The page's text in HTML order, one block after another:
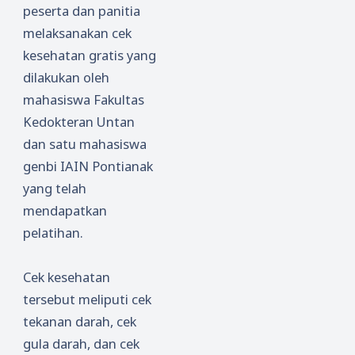
peserta dan panitia
melaksanakan cek
kesehatan gratis yang
dilakukan oleh
mahasiswa Fakultas
Kedokteran Untan
dan satu mahasiswa
genbi IAIN Pontianak
yang telah
mendapatkan
pelatihan.
Cek kesehatan
tersebut meliputi cek
tekanan darah, cek
gula darah, dan cek